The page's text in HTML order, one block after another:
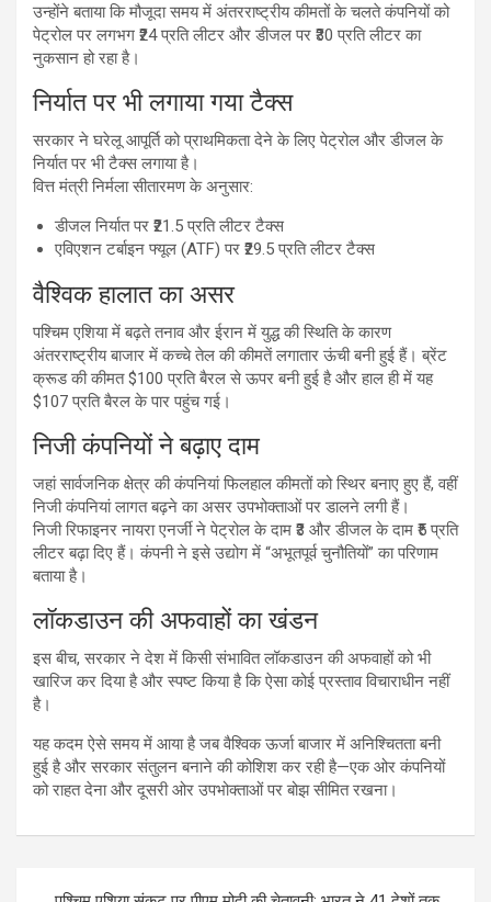
उन्होंने बताया कि मौजूदा समय में अंतरराष्ट्रीय कीमतों के चलते कंपनियों को
पेट्रोल पर लगभग ₹24 प्रति लीटर और डीजल पर ₹30 प्रति लीटर का
नुकसान हो रहा है।
निर्यात पर भी लगाया गया टैक्स
सरकार ने घरेलू आपूर्ति को प्राथमिकता देने के लिए पेट्रोल और डीजल के
निर्यात पर भी टैक्स लगाया है।
वित्त मंत्री निर्मला सीतारमण के अनुसार:
डीजल निर्यात पर ₹21.5 प्रति लीटर टैक्स
एविएशन टर्बाइन फ्यूल (ATF) पर ₹29.5 प्रति लीटर टैक्स
वैश्विक हालात का असर
पश्चिम एशिया में बढ़ते तनाव और ईरान में युद्ध की स्थिति के कारण
अंतरराष्ट्रीय बाजार में कच्चे तेल की कीमतें लगातार ऊंची बनी हुई हैं। ब्रेंट
क्रूड की कीमत $100 प्रति बैरल से ऊपर बनी हुई है और हाल ही में यह
$107 प्रति बैरल के पार पहुंच गई।
निजी कंपनियों ने बढ़ाए दाम
जहां सार्वजनिक क्षेत्र की कंपनियां फिलहाल कीमतों को स्थिर बनाए हुए हैं, वहीं
निजी कंपनियां लागत बढ़ने का असर उपभोक्ताओं पर डालने लगी हैं।
निजी रिफाइनर नायरा एनर्जी ने पेट्रोल के दाम ₹3 और डीजल के दाम ₹5 प्रति
लीटर बढ़ा दिए हैं। कंपनी ने इसे उद्योग में “अभूतपूर्व चुनौतियों” का परिणाम
बताया है।
लॉकडाउन की अफवाहों का खंडन
इस बीच, सरकार ने देश में किसी संभावित लॉकडाउन की अफवाहों को भी
खारिज कर दिया है और स्पष्ट किया है कि ऐसा कोई प्रस्ताव विचाराधीन नहीं
है।
यह कदम ऐसे समय में आया है जब वैश्विक ऊर्जा बाजार में अनिश्चितता बनी
हुई है और सरकार संतुलन बनाने की कोशिश कर रही है—एक ओर कंपनियों
को राहत देना और दूसरी ओर उपभोक्ताओं पर बोझ सीमित रखना।
Post